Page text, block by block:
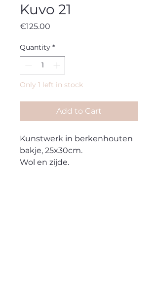
Kuvo 21
€125.00
Quantity *
Only 1 left in stock
Add to Cart
Kunstwerk in berkenhouten
bakje, 25x30cm.
Wol en zijde.